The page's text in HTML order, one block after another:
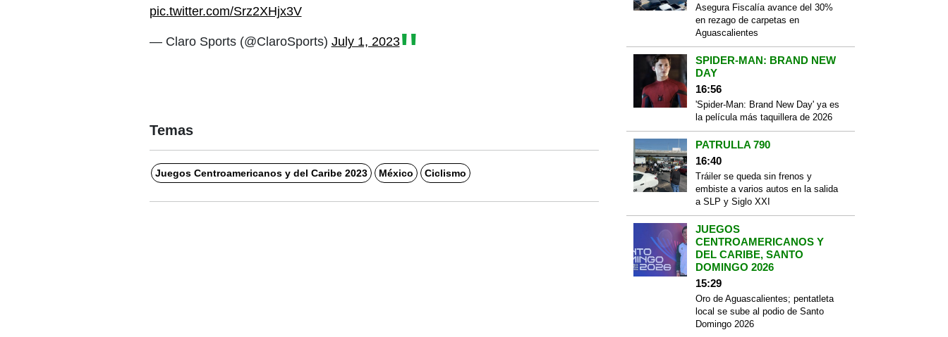
pic.twitter.com/Srz2XHjx3V
— Claro Sports (@ClaroSports) July 1, 2023
Temas
Juegos Centroamericanos y del Caribe 2023 México Ciclismo
Asegura Fiscalía avance del 30%
en rezago de carpetas en
Aguascalientes
SPIDER-MAN: BRAND NEW
DAY
16:56
'Spider-Man: Brand New Day' ya es
la película más taquillera de 2026
PATRULLA 790
16:40
Tráiler se queda sin frenos y
embiste a varios autos en la salida
a SLP y Siglo XXI
JUEGOS
CENTROAMERICANOS Y
DEL CARIBE, SANTO
DOMINGO 2026
15:29
Oro de Aguascalientes; pentatleta
local se sube al podio de Santo
Domingo 2026